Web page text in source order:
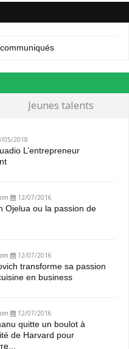
Jeunes talents
05/2018
L’entrepreneur
12/07/2016
Ojelua ou la passion de
12/07/2016
transforme sa passion
en business
12/07/2016
quitte un boulot à
de Harvard pour